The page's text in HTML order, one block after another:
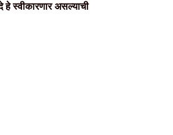
स्वीकारणार असल्याची